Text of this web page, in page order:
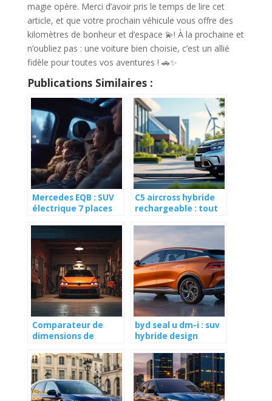
magie opère. Merci d’avoir pris le temps de lire cet
article, et que votre prochain véhicule vous offre des
kilomètres de bonheur et d’espace 💫! À la prochaine et
n’oubliez pas : une voiture bien choisie, c’est un allié
fidèle pour toutes vos aventures ! 🚗✨
Publications Similaires :
Mercedes EQB : SUV
électrique 7 places
C5 aircross hybride
rechargeable : tout
responsable
Comparateur de
dimensions de
indispensable avant
d’achete
byd seal u dm-i : suv
hybride design